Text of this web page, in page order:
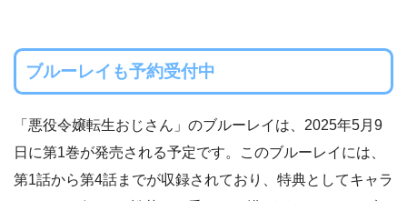
ブルーレイも予約受付中
「悪役令嬢転生おじさん」のブルーレイは、2025年5月9
日に第1巻が発売される予定です。このブルーレイには、
第1話から第4話までが収録されており、特典としてキャラ